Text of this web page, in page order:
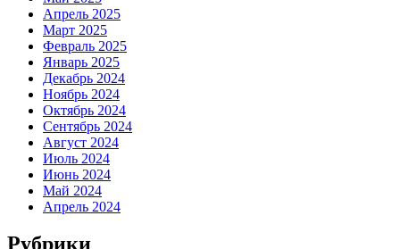
Апрель 2025
Март 2025
Февраль 2025
Январь 2025
Декабрь 2024
Ноябрь 2024
Октябрь 2024
Сентябрь 2024
Август 2024
Июль 2024
Июнь 2024
Май 2024
Апрель 2024
Рубрики